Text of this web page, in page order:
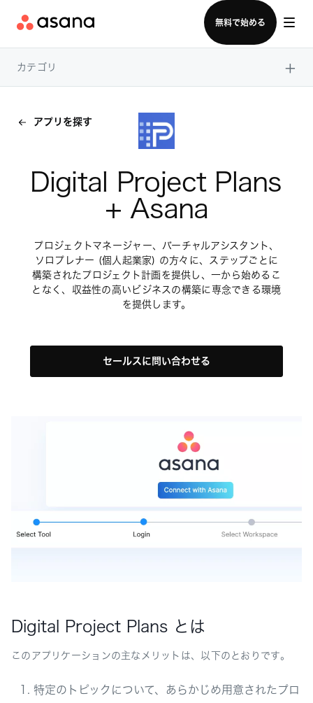
無料で始める
セールスチームに問い合わせる
カテゴリ ×
アプリを探す
Digital Project Plans
+ Asana
プロジェクトマネージャー、バーチャルアシスタント、
ソロプレナー (個人起業家) の方々に、ステップごとに
構築されたプロジェクト計画を提供し、一から始めるこ
となく、収益性の高いビジネスの構築に専念できる環境
を提供します。
セールスに問い合わせる
Digital Project Plans とは
このアプリケーションの主なメリットは、以下のとおりです。
特定のトピックについて、あらかじめ用意されたプロ